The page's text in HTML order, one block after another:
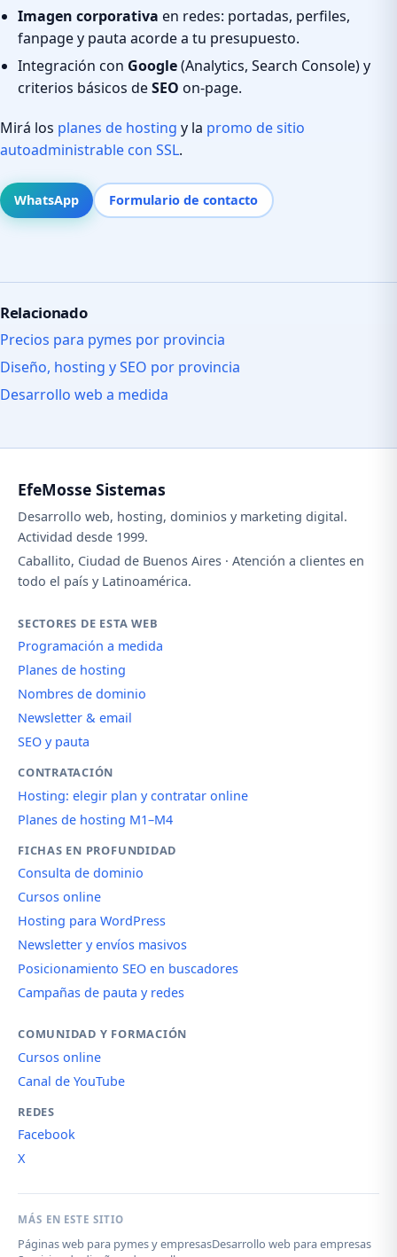
Imagen corporativa en redes: portadas, perfiles,
fanpage y pauta acorde a tu presupuesto.
Integración con Google(Analytics, Search Console) y
criterios básicos deSEO on-page.
Mirá los planes de hosting y la promo de sitio
autoadministrable con SSL.
WhatsApp Formulario de contacto
Relacionado
Precios para pymes por provincia
Diseño, hosting y SEO por provincia
Desarrollo web a medida
EfeMosse Sistemas
Desarrollo web, hosting, dominios y marketing digital.
Actividad desde 1999.
Caballito, Ciudad de Buenos Aires · Atención a clientes en
todo el país y Latinoamérica.
SECTORES DE ESTA WEB
Programación a medida
Planes de hosting
Nombres de dominio
Newsletter & email
SEO y pauta
CONTRATACIÓN
Hosting: elegir plan y contratar online
Planes de hosting M1–M4
FICHAS EN PROFUNDIDAD
Consulta de dominio
Cursos online
Hosting para WordPress
Newsletter y envíos masivos
Posicionamiento SEO en buscadores
Campañas de pauta y redes
COMUNIDAD Y FORMACIÓN
Cursos online
Canal de YouTube
REDES
Facebook
X
MÁS EN ESTE SITIO
Páginas web para pymes y empresasDesarrollo web para empresas